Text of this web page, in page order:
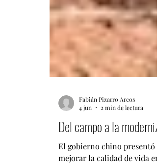
Fabián Pizarro Arcos
4 jun
2 min de lectura
Del campo a la